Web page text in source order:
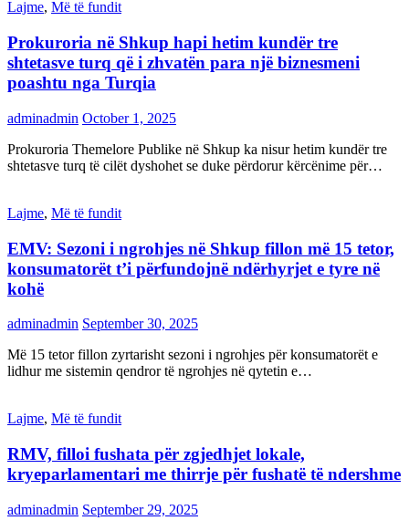
Lajme, Më të fundit
Prokuroria në Shkup hapi hetim kundër tre
shtetasve turq që i zhvatën para një biznesmeni
poashtu nga Turqia
adminadmin October 1, 2025
Prokuroria Themelore Publike në Shkup ka nisur hetim kundër tre
shtetasve turq të cilët dyshohet se duke përdorur kërcënime për…
Lajme, Më të fundit
EMV: Sezoni i ngrohjes në Shkup fillon më 15 tetor,
konsumatorët t’i përfundojnë ndërhyrjet e tyre në
kohë
adminadmin September 30, 2025
Më 15 tetor fillon zyrtarisht sezoni i ngrohjes për konsumatorët e
lidhur me sistemin qendror të ngrohjes në qytetin e…
Lajme, Më të fundit
RMV, filloi fushata për zgjedhjet lokale,
kryeparlamentari me thirrje për fushatë të ndershme
adminadmin September 29, 2025